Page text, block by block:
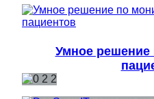
Умное решение